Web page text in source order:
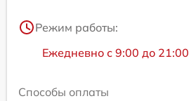
Режим работы:
Ежедневно с 9:00 до 21:00
Способы оплаты